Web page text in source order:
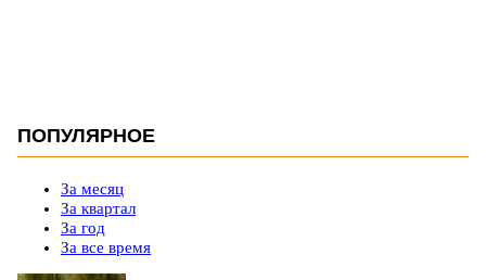
ПОПУЛЯРНОЕ
За месяц
За квартал
За год
За все время